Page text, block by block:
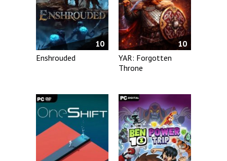
10
Enshrouded
10
YAR: Forgotten
Throne